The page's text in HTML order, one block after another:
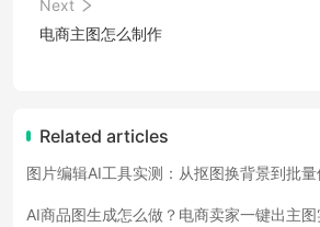
Next
电商主图怎么制作
Related articles
图片编辑AI工具实测：从抠图换背景到批
AI商品图生成怎么做？电商卖家一键出主